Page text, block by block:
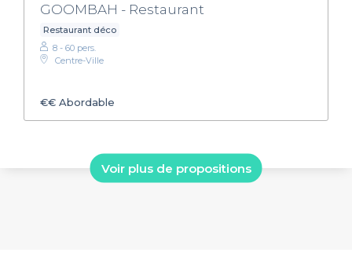
GOOMBAH - Restaurant
Restaurant déco
8 - 60 pers.
Centre-Ville
€€ Abordable
Voir plus de propositions